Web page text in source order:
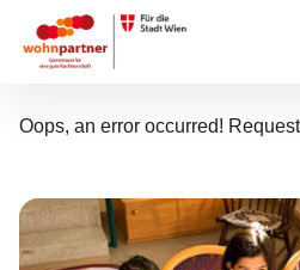
Zum Hauptinhalt springen
Skip to page footer
Oops, an error occurred!